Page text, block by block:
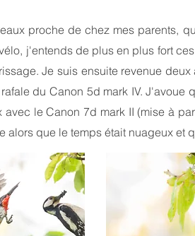
proche de chez mes parents,
j'entends de plus en plus fort
Je suis ensuite revenue
du Canon 5d mark IV.
le Canon 7d mark II (mise à
que le temps était nuageux et